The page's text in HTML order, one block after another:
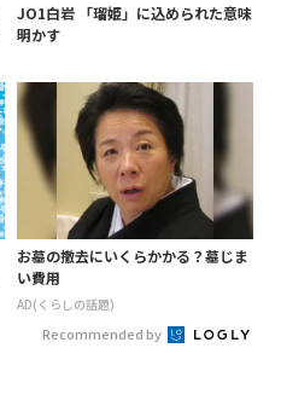
JO1白岩 「瑠姫」に込められた意味
明かす
お墓の撤去にいくらかかる？墓じま
い費用
AD(くらしの話題)
Recommended by